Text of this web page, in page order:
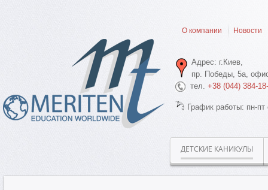
О компании Новости
Адрес: г.Киев,
пр. Победы, 5а,
тел. +38 (044) 384-
График работы: пн-
ДЕТСКИЕ КАНИКУЛЫ